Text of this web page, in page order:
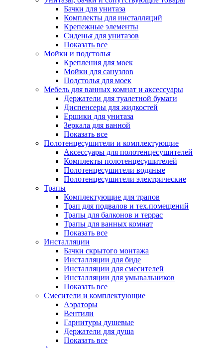
Бачки для унитаза
Комплекты для инсталляций
Крепежные элементы
Сиденья для унитазов
Показать все
Мойки и подстолья
Крепления для моек
Мойки для санузлов
Подстолья для моек
Мебель для ванных комнат и аксессуары
Держатели для туалетной бумаги
Диспенсеры для жидкостей
Ершики для унитаза
Зеркала для ванной
Показать все
Полотенцесушители и комплектующие
Аксессуары для полотенцесушителей
Комплекты полотенцесушителей
Полотенцесушители водяные
Полотенцесушители электрические
Трапы
Комплектующие для трапов
Трап для подвалов и тех.помещений
Трапы для балконов и террас
Трапы для ванных комнат
Показать все
Инсталляции
Бачки скрытого монтажа
Инсталляции для биде
Инсталляции для смесителей
Инсталляции для умывальников
Показать все
Смесители и комплектующие
Аэраторы
Вентили
Гарнитуры душевые
Держатели для душа
Показать все